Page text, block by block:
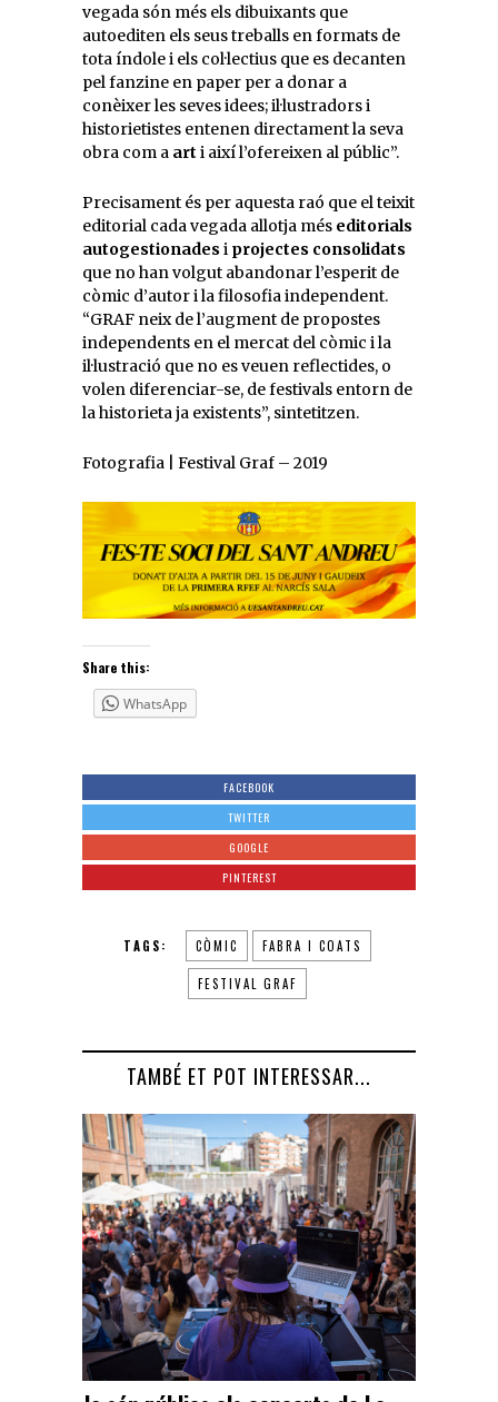
vegada són més els dibuixants que
autoediten els seus treballs en formats de
tota índole i els col·lectius que es decanten
pel fanzine en paper per a donar a
conèixer les seves idees; il·lustradors i
historietistes entenen directament la seva
obra com a art i així l’ofereixen al públic”.
Precisament és per aquesta raó que el teixit
editorial cada vegada allotja més editorials
autogestionades i projectes consolidats
que no han volgut abandonar l’esperit de
còmic d’autor i la filosofia independent.
“GRAF neix de l’augment de propostes
independents en el mercat del còmic i la
il·lustració que no es veuen reflectides, o
volen diferenciar-se, de festivals entorn de
la historieta ja existents”, sintetitzen.
Fotografia | Festival Graf – 2019
Share this:
WhatsApp
FACEBOOK
TWITTER
GOOGLE
PINTEREST
TAGS: CÒMIC FABRA I COATS
FESTIVAL GRAF
TAMBÉ ET POT INTERESSAR...